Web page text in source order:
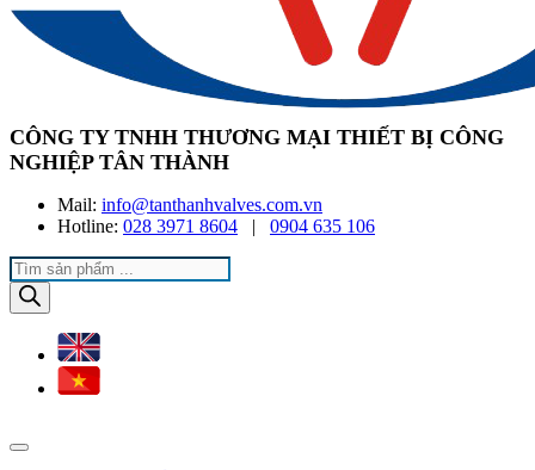
CÔNG TY TNHH THƯƠNG MẠI THIẾT BỊ CÔNG
NGHIỆP TÂN THÀNH
Mail: info@tanthanhvalves.com.vn
Hotline: 028 3971 8604 | 0904 635 106
Products
search